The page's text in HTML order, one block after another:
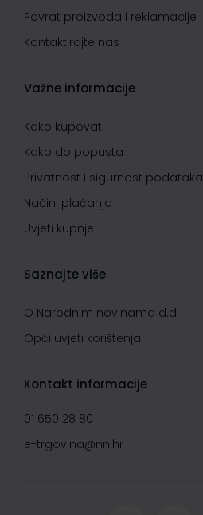
Povrat proizvoda i reklamacije
Kontaktirajte nas
Važne informacije
Kako kupovati
Kako do popusta
Privatnost i sigurnost podataka
Načini plaćanja
Uvjeti kupnje
Saznajte više
O Narodnim novinama d.d.
Opći uvjeti korištenja
Kontakt informacije
01 650 28 80
e-trgovina@nn.hr